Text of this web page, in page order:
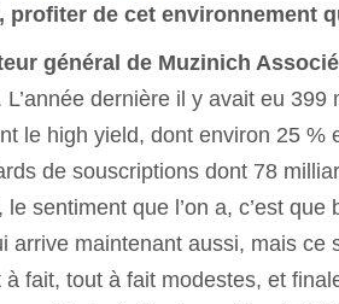
profiter de cet environnement
général de Muzinich
dernière il y avait eu
le high yield, dont environ 25 %
de souscriptions dont 78
sentiment que l’on a, c’est
arrive maintenant aussi, mais
à fait, tout à fait modestes, et